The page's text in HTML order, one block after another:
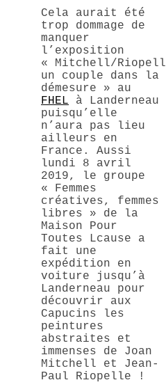
Cela aurait été
trop dommage de
manquer
l’exposition
« Mitchell/
un couple dans la
démesure » au
FHEL à Landerneau
puisqu’elle
n’aura pas lieu
ailleurs en
France. Aussi
lundi 8 avril
2019, le groupe
« Femmes
créatives, femmes
libres » de la
Maison Pour
Toutes Lcause a
fait une
expédition en
voiture jusqu’à
Landerneau pour
découvrir aux
Capucins les
peintures
abstraites et
immenses de Joan
Mitchell et Jean-
Paul Riopelle !